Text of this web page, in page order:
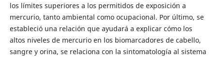
los límites superiores a los permitidos de exposición a
mercurio, tanto ambiental como ocupacional. Por último, se
estableció una relación que ayudará a explicar cómo los
altos niveles de mercurio en los biomarcadores de cabello,
sangre y orina, se relaciona con la sintomatología al sistema